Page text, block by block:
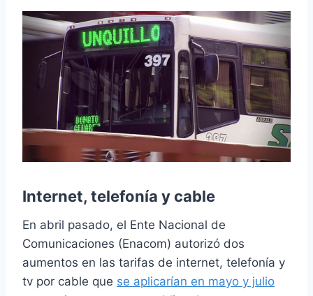
Internet, telefonía y cable
En abril pasado, el Ente Nacional de
Comunicaciones (Enacom) autorizó dos
aumentos en las tarifas de internet, telefonía y
tv por cable que se aplicarían en mayo y julio